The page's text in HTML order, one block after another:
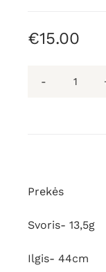
€15.00
Prekės
Svoris- 13,5g
Ilgis- 44cm